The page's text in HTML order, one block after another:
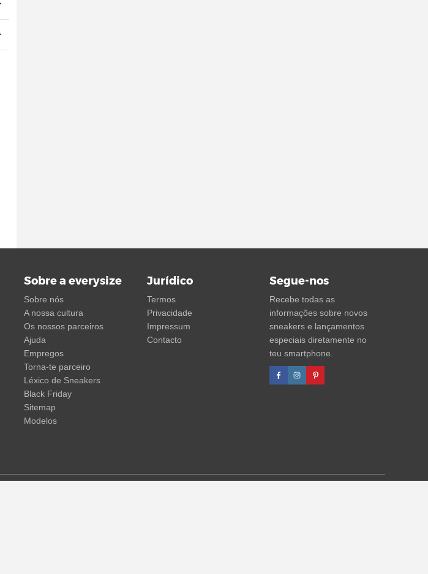
Sobre a everysize
Sobre nós
A nossa cultura
Os nossos parceiros
Ajuda
Empregos
Torna-te parceiro
Léxico de Sneakers
Black Friday
Sitemap
Modelos
Jurídico
Termos
Privacidade
Impressum
Contacto
Segue-nos
Recebe todas as
informações sobre novos
sneakers e lançamentos
especiais diretamente no
teu smartphone.